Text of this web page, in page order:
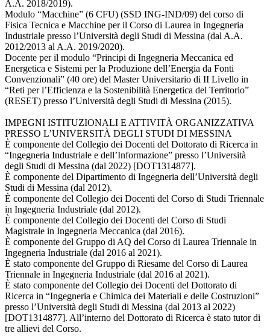
A.A. 2018/2019).
Modulo “Macchine” (6 CFU) (SSD ING-IND/09) del corso di
Fisica Tecnica e Macchine per il Corso di Laurea in Ingegneria
Industriale presso l’Università degli Studi di Messina (dal A.A.
2012/2013 al A.A. 2019/2020).
Docente per il modulo “Principi di Ingegneria Meccanica ed
Energetica e Sistemi per la Produzione dell’Energia da Fonti
Convenzionali” (40 ore) del Master Universitario di II Livello in
“Reti per l’Efficienza e la Sostenibilità Energetica del Territorio”
(RESET) presso l’Università degli Studi di Messina (2015).
IMPEGNI ISTITUZIONALI E ATTIVITÀ ORGANIZZATIVA
PRESSO L’UNIVERSITÀ DEGLI STUDI DI MESSINA
È componente del Collegio dei Docenti del Dottorato di Ricerca in
“Ingegneria Industriale e dell’Informazione” presso l’Università
degli Studi di Messina (dal 2022) [DOT1314877].
È componente del Dipartimento di Ingegneria dell’Università degli
Studi di Messina (dal 2012).
È componente del Collegio dei Docenti del Corso di Studi Triennale
in Ingegneria Industriale (dal 2012).
È componente del Collegio dei Docenti del Corso di Studi
Magistrale in Ingegneria Meccanica (dal 2016).
È componente del Gruppo di AQ del Corso di Laurea Triennale in
Ingegneria Industriale (dal 2016 al 2021).
È stato componente del Gruppo di Riesame del Corso di Laurea
Triennale in Ingegneria Industriale (dal 2016 al 2021).
È stato componente del Collegio dei Docenti del Dottorato di
Ricerca in “Ingegneria e Chimica dei Materiali e delle Costruzioni”
presso l’Università degli Studi di Messina (dal 2013 al 2022)
[DOT1314877]. All’interno del Dottorato di Ricerca è stato tutor di
tre allievi del Corso.